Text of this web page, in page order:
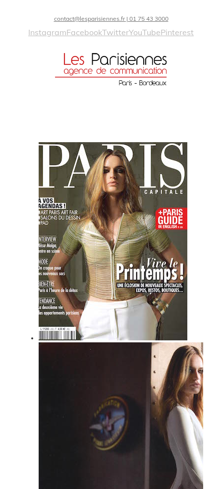
contact@lesparisiennes.fr | 01 75 43 3000
InstagramFacebookTwitterYouTubePinterest